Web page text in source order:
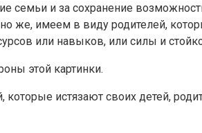
семьи и за сохранение
же, имеем в виду родителей,
или навыков, или силы и
этой картинки.
истязают своих детей,